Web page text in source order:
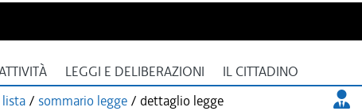
LEGGI E DELIBERAZIONI IL CITTADINO
lista / sommario legge / dettaglio legge